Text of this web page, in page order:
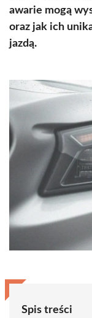
awarie mogą
oraz jak ich
jazdą.
Spis treści